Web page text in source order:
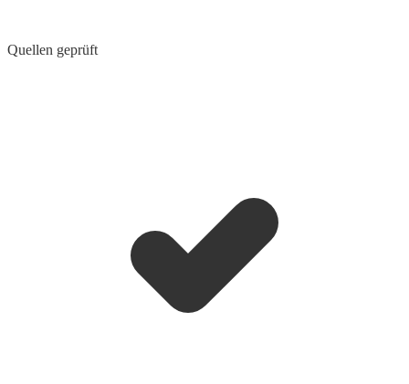
Quellen geprüft